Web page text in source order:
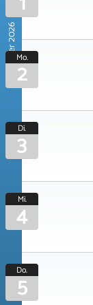
November 2026Mo.
2
Di.
3
Mi.
4
Do.
5